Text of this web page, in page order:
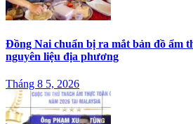
Đồng Nai chuẩn bị ra mắt bản đồ ẩm
nguyên liệu địa phương
Tháng 8 5, 2026